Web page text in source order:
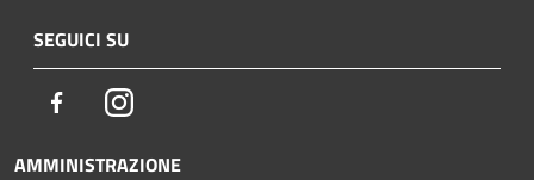
SEGUICI SU
FacebookInstagram
AMMINISTRAZIONE